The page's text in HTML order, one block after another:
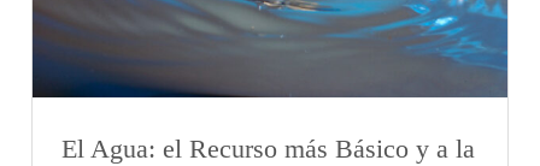
El Agua: el Recurso más Básico y a la